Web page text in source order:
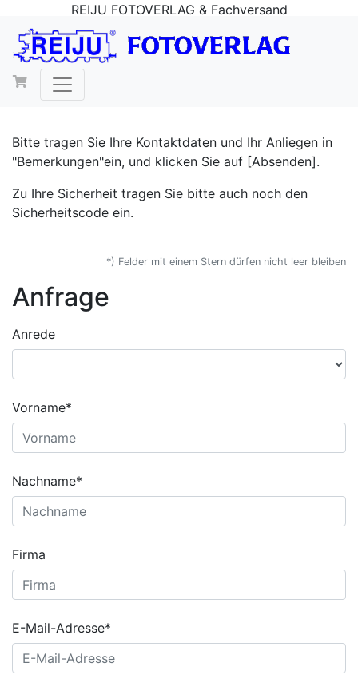
REIJU FOTOVERLAG & Fachversand
Bitte tragen Sie Ihre Kontaktdaten und Ihr Anliegen in
"Bemerkungen"ein, und klicken Sie auf [Absenden].
Zu Ihre Sicherheit tragen Sie bitte auch noch den
Sicherheitscode ein.
*) Felder mit einem Stern dürfen nicht leer bleiben
Anfrage
Anrede
Vorname*
Nachname*
Firma
E-Mail-Adresse*